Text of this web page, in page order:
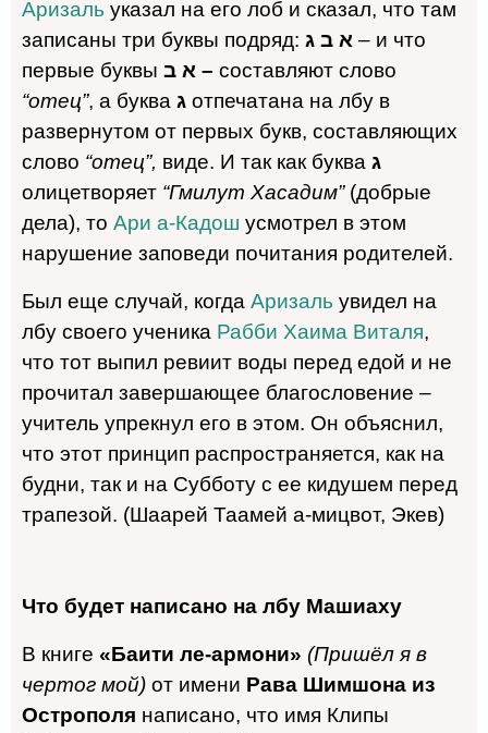
Аризаль указал на его лоб и сказал, что там
записаны три буквы подряд: א ב ג – и что
первые буквы
א ב – составляют слово
“отец”, а буква
отпечатана на лбу в
развернутом от первых букв, составляющих
слово “отец”, виде. И так как буква ג
олицетворяет “Гмилут Хасадим”(добрые
дела), то Ари а-Кадош усмотрел в этом
нарушение заповеди почитания родителей.
Был еще случай, когда Аризаль увидел на
лбу своего ученика Рабби Хаима Виталя,
что тот выпил ревиит воды перед едой и не
прочитал завершающее благословение –
учитель упрекнул его в этом. Он объяснил,
что этот принцип распространяется, как на
будни, так и на Субботу с ее кидушем перед
трапезой. (Шаарей Таамей а-мицвот, Экев)
Что будет написано на лбу Машиаху
В книге «Баити ле-армони» (Пришёл я в
чертог мой) от имени Рава Шимшона из
Острополя написано, что имя Клипы